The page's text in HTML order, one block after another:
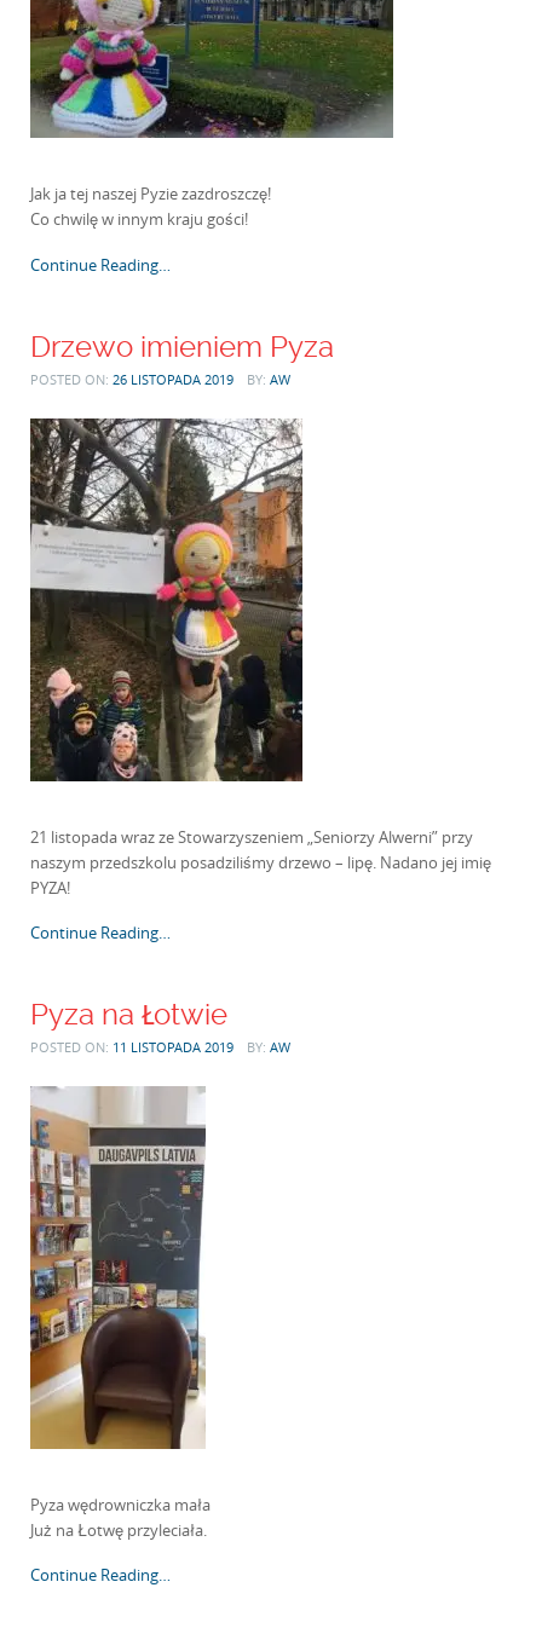
Jak ja tej naszej Pyzie zazdroszczę!
Co chwilę w innym kraju gości!
Continue Reading…
Drzewo imieniem Pyza
POSTED ON: 26 LISTOPADA 2019 BY: AW
21 listopada wraz ze Stowarzyszeniem „Seniorzy Alwerni” przy
naszym przedszkolu posadziliśmy drzewo – lipę. Nadano jej imię
PYZA!
Continue Reading…
Pyza na Łotwie
POSTED ON: 11 LISTOPADA 2019 BY: AW
Pyza wędrowniczka mała
Już na Łotwę przyleciała.
Continue Reading…